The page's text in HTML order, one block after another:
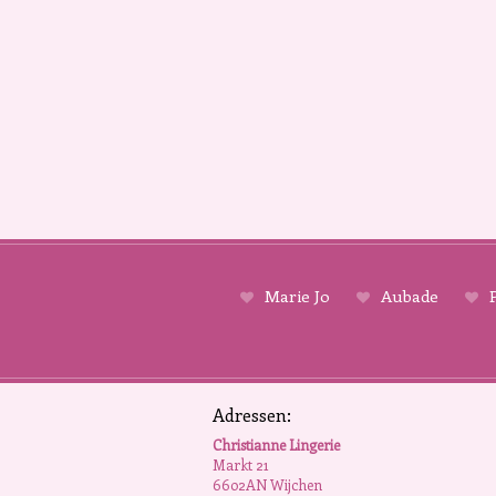
Marie Jo Aubade
Adressen:
Christianne Lingerie
Markt 21
6602AN Wijchen